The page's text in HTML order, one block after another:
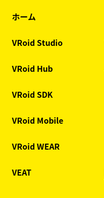
ホーム
VRoid Studio
VRoid Hub
VRoid SDK
VRoid Mobile
VRoid WEAR
VEAT